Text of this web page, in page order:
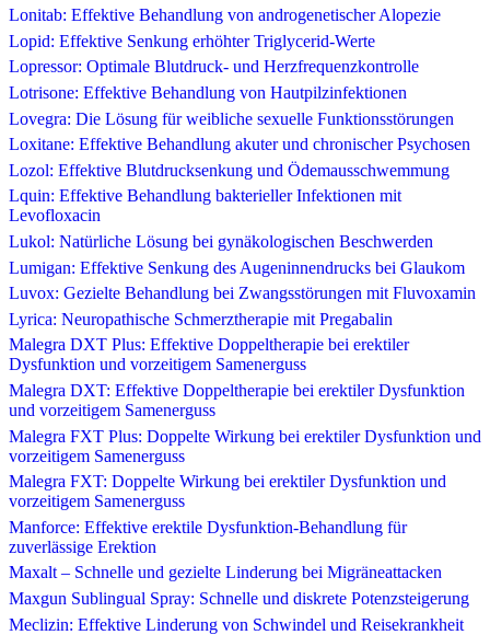
Lonitab: Effektive Behandlung von androgenetischer Alopezie
Lopid: Effektive Senkung erhöhter Triglycerid-Werte
Lopressor: Optimale Blutdruck- und Herzfrequenzkontrolle
Lotrisone: Effektive Behandlung von Hautpilzinfektionen
Lovegra: Die Lösung für weibliche sexuelle Funktionsstörungen
Loxitane: Effektive Behandlung akuter und chronischer Psychosen
Lozol: Effektive Blutdrucksenkung und Ödemausschwemmung
Lquin: Effektive Behandlung bakterieller Infektionen mit
Levofloxacin
Lukol: Natürliche Lösung bei gynäkologischen Beschwerden
Lumigan: Effektive Senkung des Augeninnendrucks bei Glaukom
Luvox: Gezielte Behandlung bei Zwangsstörungen mit Fluvoxamin
Lyrica: Neuropathische Schmerztherapie mit Pregabalin
Malegra DXT Plus: Effektive Doppeltherapie bei erektiler
Dysfunktion und vorzeitigem Samenerguss
Malegra DXT: Effektive Doppeltherapie bei erektiler Dysfunktion
und vorzeitigem Samenerguss
Malegra FXT Plus: Doppelte Wirkung bei erektiler Dysfunktion und
vorzeitigem Samenerguss
Malegra FXT: Doppelte Wirkung bei erektiler Dysfunktion und
vorzeitigem Samenerguss
Manforce: Effektive erektile Dysfunktion-Behandlung für
zuverlässige Erektion
Maxalt – Schnelle und gezielte Linderung bei Migräneattacken
Maxgun Sublingual Spray: Schnelle und diskrete Potenzsteigerung
Meclizin: Effektive Linderung von Schwindel und Reisekrankheit